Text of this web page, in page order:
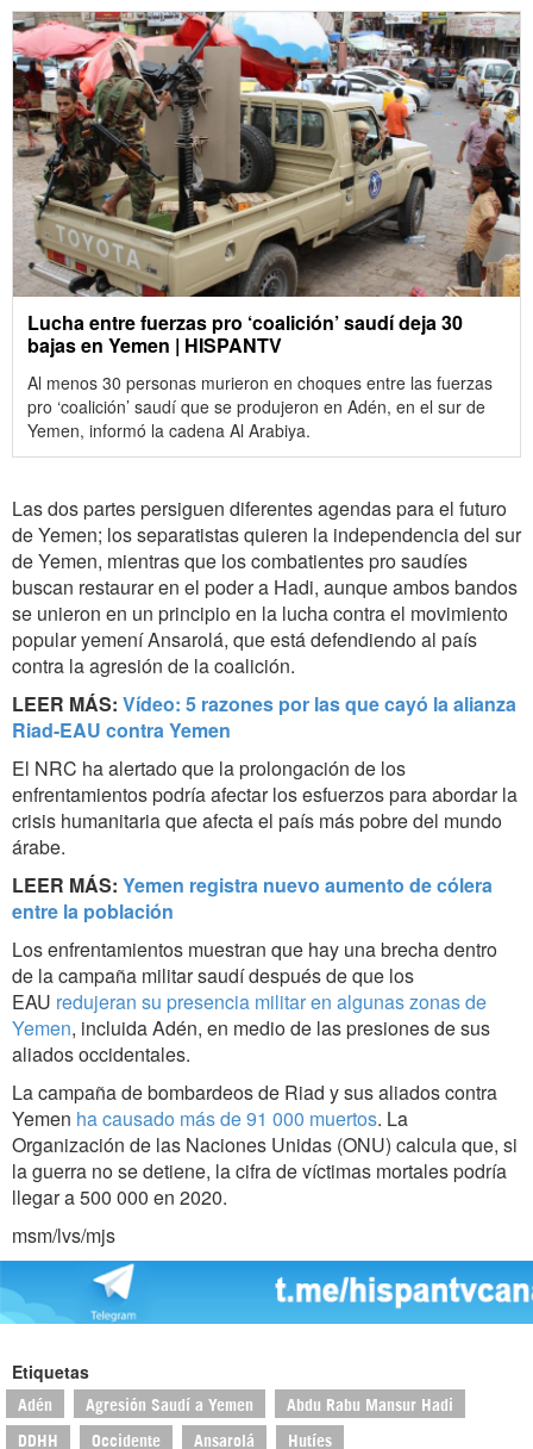
Lucha entre fuerzas pro ‘coalición’ saudí deja 30
bajas en Yemen | HISPANTV
Al menos 30 personas murieron en choques entre las fuerzas
pro ‘coalición’ saudí que se produjeron en Adén, en el sur de
Yemen, informó la cadena Al Arabiya.
Las dos partes persiguen diferentes agendas para el futuro
de Yemen; los separatistas quieren la independencia del sur
de Yemen, mientras que los combatientes pro saudíes
buscan restaurar en el poder a Hadi, aunque ambos bandos
se unieron en un principio en la lucha contra el movimiento
popular yemení Ansarolá, que está defendiendo al país
contra la agresión de la coalición.
LEER MÁS: Vídeo: 5 razones por las que cayó la alianza
Riad-EAU contra Yemen
El NRC ha alertado que la prolongación de los
enfrentamientos podría afectar los esfuerzos para abordar la
crisis humanitaria que afecta el país más pobre del mundo
árabe.
LEER MÁS: Yemen registra nuevo aumento de cólera
entre la población
Los enfrentamientos muestran que hay una brecha dentro
de la campaña militar saudí después de que los
EAU redujeran su presencia militar en algunas zonas de
Yemen, incluida Adén, en medio de las presiones de sus
aliados occidentales.
La campaña de bombardeos de Riad y sus aliados contra
Yemen ha causado más de 91 000 muertos. La
Organización de las Naciones Unidas (ONU) calcula que, si
la guerra no se detiene, la cifra de víctimas mortales podría
llegar a 500 000 en 2020.
msm/lvs/mjs
Etiquetas
Adén Agresión Saudí a Yemen Abdu Rabu Mansur Hadi
DDHH Occidente Ansarolá Hutíes